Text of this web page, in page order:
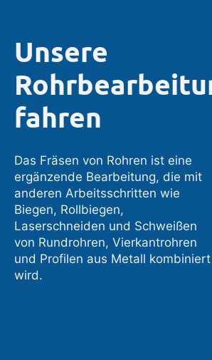
Unsere
fahren
Das Fräsen von Rohren ist eine
ergänzende Bearbeitung, die mit
anderen Arbeitsschritten wie
Biegen, Rollbiegen,
Laserschneiden und Schweißen
von Rundrohren, Vierkantrohren
und Profilen aus Metall kombiniert
wird.